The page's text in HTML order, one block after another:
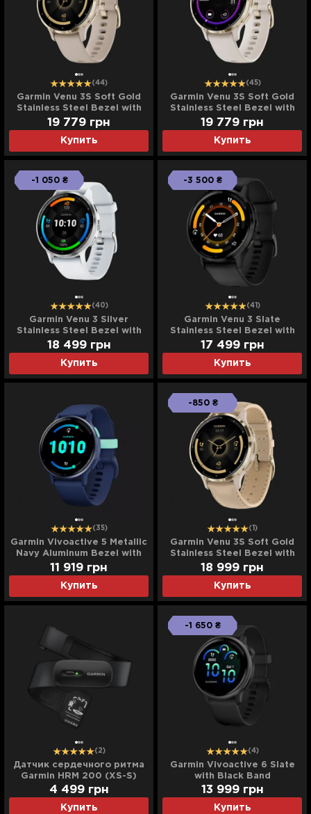
(44)
Garmin Venu 3S Soft Gold
Stainless Steel Bezel with
French Gray Case and
Silicone Band
Купить
19 779 грн
(45)
Garmin Venu 3S Soft Gold
Stainless Steel Bezel with
Ivory Case and Silicone
Band
Купить
19 779 грн
-1 050 ₴
(40)
Garmin Venu 3 Silver
Stainless Steel Bezel with
Whitestone Case and
Silicone Band
Купить
18 499 грн
-3 500 ₴
(41)
Garmin Venu 3 Slate
Stainless Steel Bezel with
Black Case and Silicone
Band
Купить
17 499 грн
(35)
Garmin Vivoactive 5 Metallic
Navy Aluminum Bezel with
Navy Case and Silicone
Band
Купить
11 919 грн
-850 ₴
(1)
Garmin Venu 3S Soft Gold
Stainless Steel Bezel with
French Gray Case and
Leather Band
Купить
18 999 грн
(2)
Датчик сердечного ритма
Garmin HRM 200 (XS-S)
(Пульсометр)
Купить
4 499 грн
-1 650 ₴
(4)
Garmin Vivoactive 6 Slate
with Black Band
Купить
13 999 грн